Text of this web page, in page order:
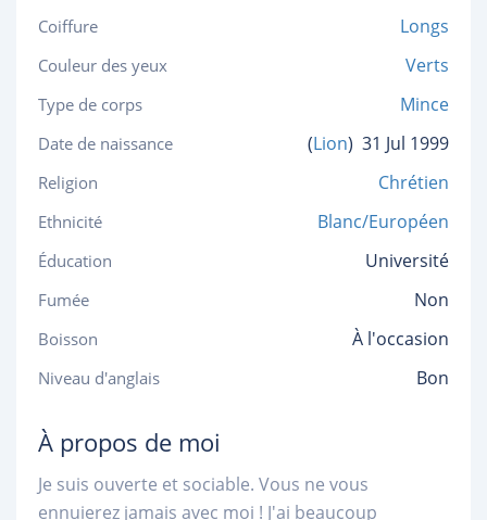
Coiffure Longs
Couleur des yeux Verts
Type de corps Mince
Date de naissance (Lion) 31 Jul 1999
Religion Chrétien
Ethnicité Blanc/Européen
Éducation Université
Fumée Non
Boisson À l'occasion
Niveau d'anglais Bon
À propos de moi
Je suis ouverte et sociable. Vous ne vous
ennuierez jamais avec moi ! J'ai beaucoup